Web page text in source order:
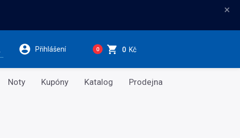
×
Přihlášení 0 0 Kč
Noty Kupóny Katalog Prodejna